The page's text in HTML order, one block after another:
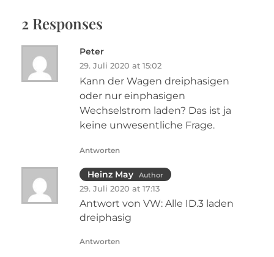
2 Responses
Peter
29. Juli 2020 at 15:02
Kann der Wagen dreiphasigen
oder nur einphasigen
Wechselstrom laden? Das ist ja
keine unwesentliche Frage.
Antworten
Heinz May Author
29. Juli 2020 at 17:13
Antwort von VW: Alle ID.3 laden
dreiphasig
Antworten